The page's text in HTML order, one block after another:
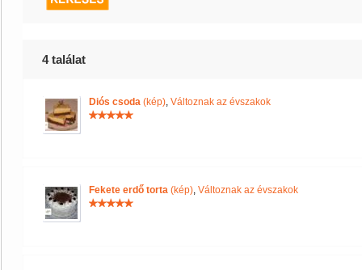
4 találat
Diós csoda (kép), Változnak az évszakok
Fekete erdő torta (kép), Változnak az évszakok